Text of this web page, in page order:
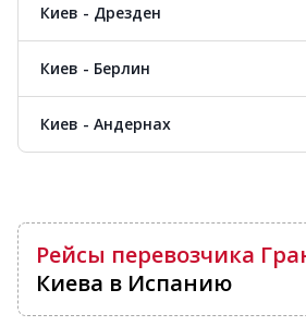
Киев - Дрезден
Киев - Берлин
Киев - Андернах
Рейсы перевозчика
Киева в Испанию